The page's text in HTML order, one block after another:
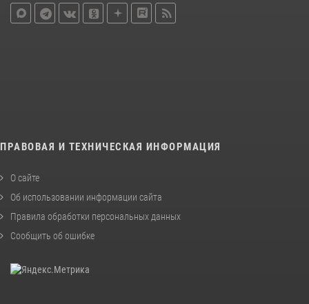
ПРАВОВАЯ И ТЕХНИЧЕСКАЯ ИНФОРМАЦИЯ
О сайте
Об использовании информации сайта
Правила обработки персональных данных
Сообщить об ошибке